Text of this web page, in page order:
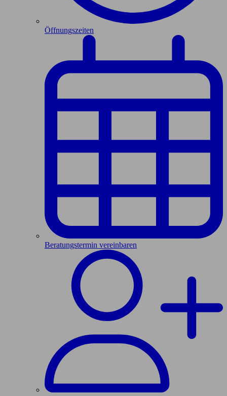
Öffnungszeiten
Beratungstermin vereinbaren